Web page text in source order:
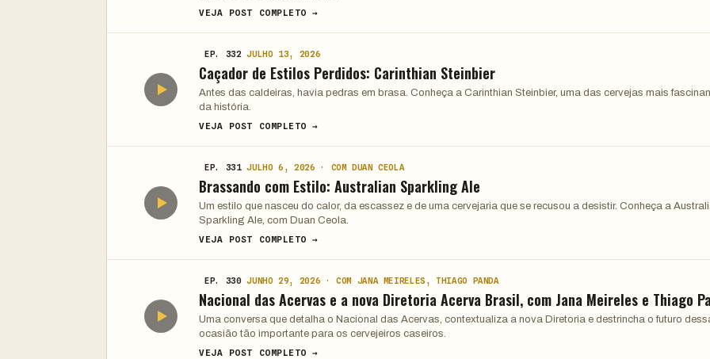
VEJA POST COMPLETO →
EP. 332 JULHO 13, 2026
Caçador de Estilos Perdidos: Carinthian Steinbier
Antes das caldeiras, havia pedras em brasa. Conheça a Carinthian Steinbier, uma das cervejas mais
da história.
VEJA POST COMPLETO →
EP. 331 JULHO 6, 2026 · COM DUAN CEOLA
Brassando com Estilo: Australian Sparkling Ale
Um estilo que nasceu do calor, da escassez e de uma cervejaria que se recusou a desistir. Conheça a
Sparkling Ale, com Duan Ceola.
VEJA POST COMPLETO →
EP. 330 JUNHO 29, 2026 · COM JANA MEIRELES, THIAGO PANDA
Nacional das Acervas e a nova Diretoria Acerva Brasil, com Jana Meireles e Thiago
Uma conversa que detalha o Nacional das Acervas, contextualiza a nova Diretoria e destrincha o futuro
ocasião tão importante para os cervejeiros caseiros.
VEJA POST COMPLETO →